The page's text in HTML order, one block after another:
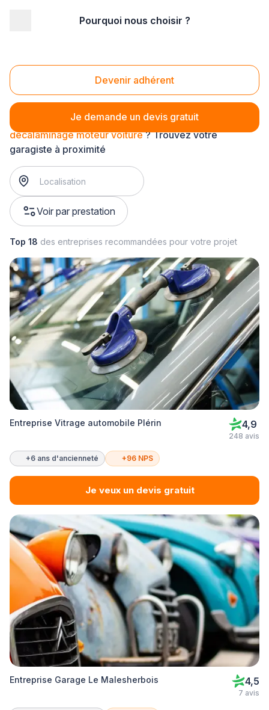
Pourquoi nous choisir ?
Devenir adhérent
Je demande un devis gratuit
Décalaminage moteur voiture
décalaminage moteur voiture? Trouvez votre
garagiste à proximité
Voir par prestation
Top 18 des entreprises recommandées pour votre projet
Entreprise Vitrage automobile Plérin 4,9
248 avis
+6 ans d'ancienneté +96 NPS
Je veux un devis gratuit
Entreprise Garage Le Malesherbois 4,5
7 avis